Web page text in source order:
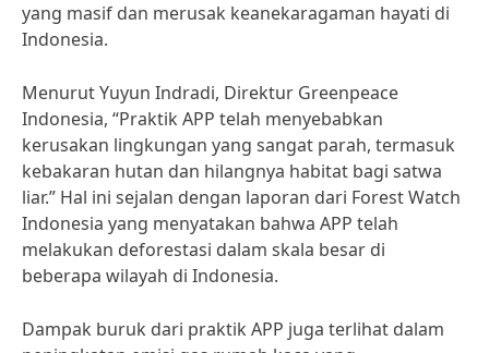
yang masif dan merusak keanekaragaman hayati di
Indonesia.
Menurut Yuyun Indradi, Direktur Greenpeace
Indonesia, “Praktik APP telah menyebabkan
kerusakan lingkungan yang sangat parah, termasuk
kebakaran hutan dan hilangnya habitat bagi satwa
liar.” Hal ini sejalan dengan laporan dari Forest Watch
Indonesia yang menyatakan bahwa APP telah
melakukan deforestasi dalam skala besar di
beberapa wilayah di Indonesia.
Dampak buruk dari praktik APP juga terlihat dalam